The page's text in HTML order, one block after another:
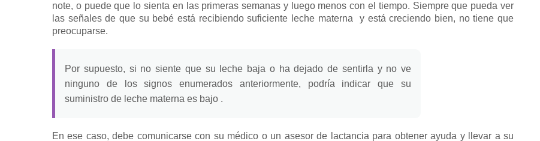
note, o puede que lo sienta en las primeras semanas y luego menos con el tiempo. Siempre que pueda ver
las señales de que su bebé está recibiendo suficiente leche maternay está creciendo bien, no tiene que
preocuparse.
Por supuesto, si no siente que su leche baja o ha dejado de sentirla y no ve
ninguno de los signos enumerados anteriormente, podría indicar que su
suministro de leche materna es bajo .
En ese caso, debe comunicarse con su médico o un asesor de lactancia para obtener ayuda y llevar a su